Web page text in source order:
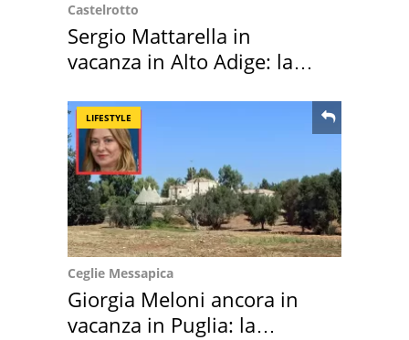
Castelrotto
Sergio Mattarella in
vacanza in Alto Adige: la
LIFESTYLE
Ceglie Messapica
Giorgia Meloni ancora in
vacanza in Puglia: la